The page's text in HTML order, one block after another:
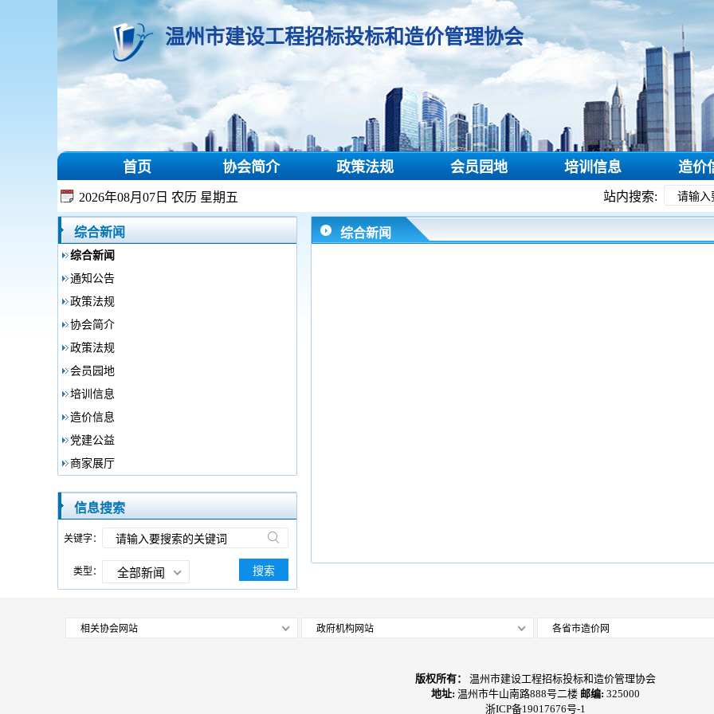
温州市建设工程招标投标和造价管理协会
首页 协会简介 政策法规 会员园地 培训信息 造价
2026年08月07日 农历 星期五 站内搜索:
综合新闻
综合新闻
通知公告
政策法规
协会简介
政策法规
会员园地
培训信息
造价信息
党建公益
商家展厅
综合新闻
信息搜索
关键字：
类型： 全部新闻 搜索
相关协会网站 政府机构网站 各省市造价网
版权所有： 温州市建设工程招标投标和造价管理协会
地址: 温州市牛山南路888号二楼 邮编: 325000
浙ICP备19017676号-1